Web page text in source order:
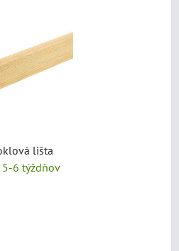
lišta
6 týždňov